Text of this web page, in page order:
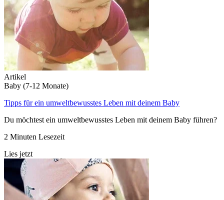
Artikel
Baby (7-12 Monate)
Tipps für ein umweltbewusstes Leben mit deinem Baby
Du möchtest ein umweltbewusstes Leben mit deinem Baby führen?
2 Minuten Lesezeit
Lies jetzt